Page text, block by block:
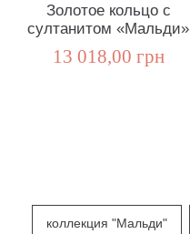
Золотое кольцо с
султанитом «Мальди»
13 018,00 грн
коллекция "Мальди"